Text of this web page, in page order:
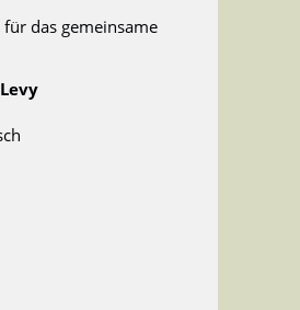
für das gemeinsame